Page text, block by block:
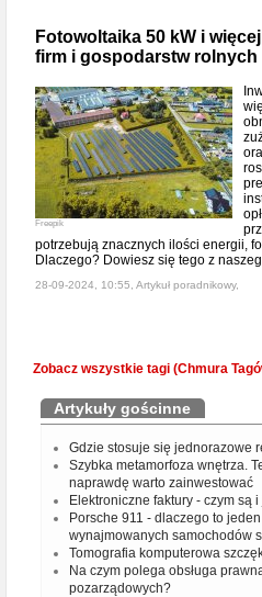
Fotowoltaika 50 kW i
firm i gospodarstw rolnych
Freepik
potrzebują znacznych ilości energii,
Dlaczego? Dowiesz się tego z
28-09-2024, 10:55, Artykuł poradnikowy,
Zobacz wszystkie tagi (Chmura
Artykuły gościnne
Gdzie stosuje się jednorazowe
Szybka metamorfoza wnętrza.
naprawdę warto zainwestować
Elektroniczne faktury - czym są
Porsche 911 - dlaczego to
wynajmowanych samochodów
Tomografia komputerowa
Na czym polega obsługa
pozarządowych?